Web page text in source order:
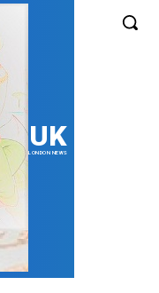
UK
LONDON NEWS